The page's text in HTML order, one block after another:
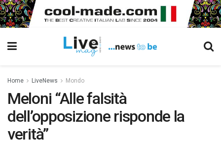
Home LiveNews Mondo
Meloni “Alle falsità
dell’opposizione risponde la
verità”